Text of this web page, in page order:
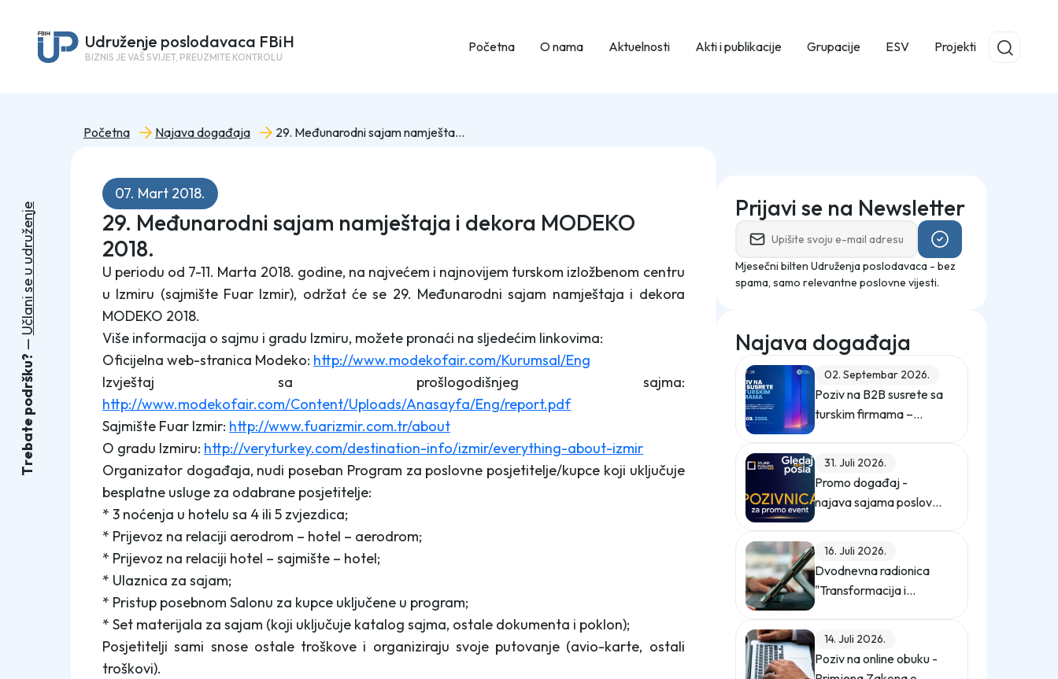
Udruženje poslodavaca FBiH
BIZNIS JE VAŠ SVIJET, PREUZMITE KONTROLU
Početna O nama Aktuelnosti Akti i publikacije Grupacije ESV Projekti
Početna Najava događaja 29. Međunarodni sajam namještaja i dekora MODEKO 2018.
07. Mart 2018.
29. Međunarodni sajam namještaja i dekora MODEKO
2018.
U periodu od 7-11. Marta 2018. godine, na najvećem i najnovijem turskom izložbenom centru
u Izmiru (sajmište Fuar Izmir), održat će se 29. Međunarodni sajam namještaja i dekora
MODEKO 2018.
Više informacija o sajmu i gradu Izmiru, možete pronaći na sljedećim linkovima:
Oficijelna web-stranica Modeko: http://www.modekofair.com/Kurumsal/Eng
Izvještaj sa prošlogodišnjeg sajma:
http://www.modekofair.com/Content/Uploads/Anasayfa/Eng/report.pdf
Sajmište Fuar Izmir: http://www.fuarizmir.com.tr/about
O gradu Izmiru: http://veryturkey.com/destination-info/izmir/everything-about-izmir
Organizator događaja, nudi poseban Program za poslovne posjetitelje/kupce koji uključuje
besplatne usluge za odabrane posjetitelje:
* 3 noćenja u hotelu sa 4 ili 5 zvjezdica;
* Prijevoz na relaciji aerodrom – hotel – aerodrom;
* Prijevoz na relaciji hotel – sajmište – hotel;
* Ulaznica za sajam;
* Pristup posebnom Salonu za kupce uključene u program;
* Set materijala za sajam (koji uključuje katalog sajma, ostale dokumenta i poklon);
Posjetitelji sami snose ostale troškove i organiziraju svoje putovanje (avio-karte, ostali
troškovi).
Prijavi se na Newsletter
Mjesečni bilten Udruženja poslodavaca - bez
spama, samo relevantne poslovne vijesti.
Najava događaja
02. Septembar 2026.
Poziv na B2B susrete sa
turskim firmama –
ZEPS 2026
31. Juli 2026.
Promo događaj -
najava sajama poslova
"Gledaj sebi posla"
16. Juli 2026.
Dvodnevna radionica
"Transformacija i
digitalizacija
14. Juli 2026.
Poziv na online obuku -
T
r
e
b
a
t
e
p
o
d
r
š
k
u
?
U
č
l
a
n
i
s
e
u
u
d
r
u
ž
e
n
j
e